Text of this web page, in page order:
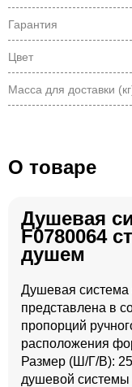
Гарантия
Цвет
Масса для доставки
О товаре
Душевая
F0780064
душем
Душевая система
представлена в
пропорций
расположения
Размер (Ш/Г/В):
душевой системы